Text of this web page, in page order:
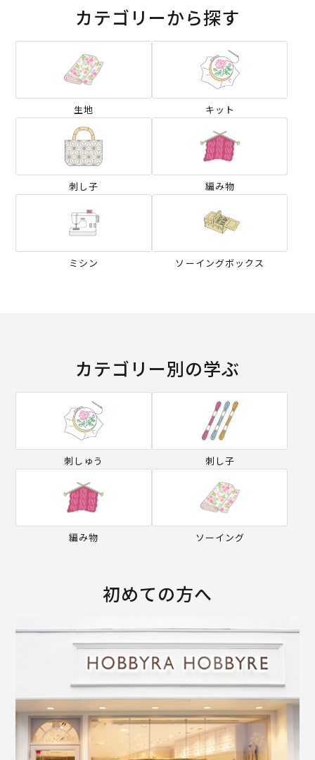
カテゴリーから探す
生地 キット
刺し子 編み物
ミシン ソーイングボックス
カテゴリー別の学ぶ
刺しゅう 刺し子
編み物 ソーイング
初めての方へ